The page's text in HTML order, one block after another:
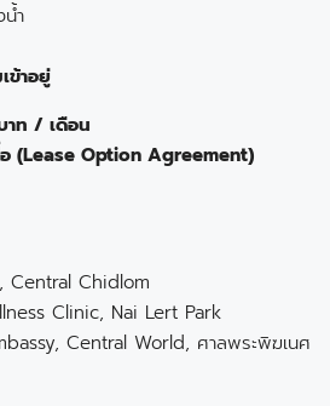
ำ
ข้าอยู่
าท / เดือน
(Lease Option Agreement)
Central Chidlom
Clinic, Nai Lert Park
Central World, ศาลพระพิฆเนศ